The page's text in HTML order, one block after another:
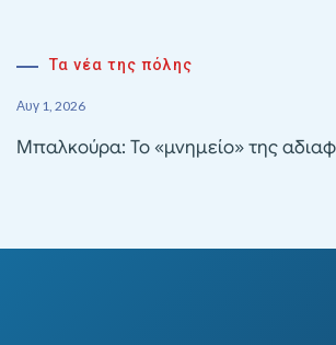
Τα νέα της πόλης
Αυγ 1, 2026
Μπαλκούρα: Το «μνημείο» της